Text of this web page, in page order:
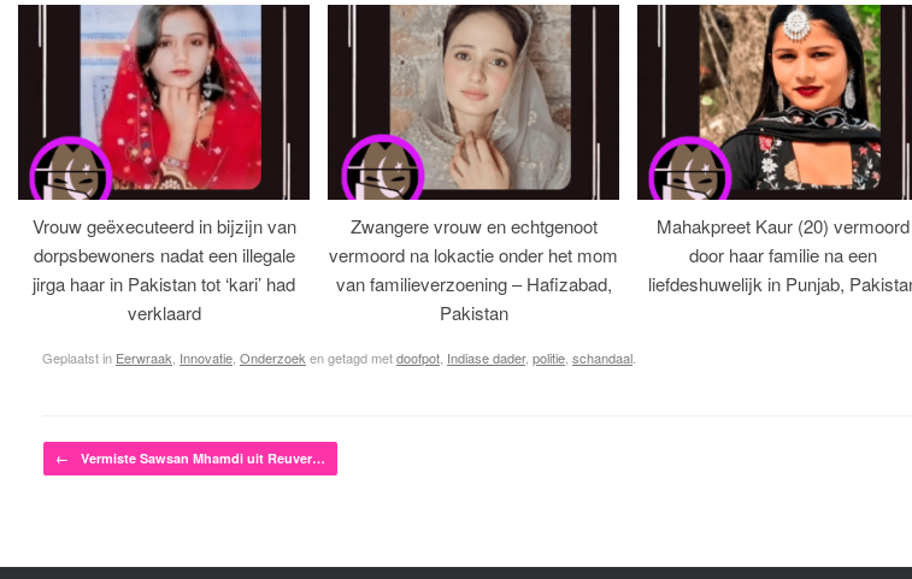
Vrouw geëxecuteerd in bijzijn van
dorpsbewoners nadat een illegale
jirga haar in Pakistan tot ‘kari’ had
verklaard
Zwangere vrouw en echtgenoot
vermoord na lokactie onder het mom
van familieverzoening – Hafizabad,
Pakistan
Mahakpreet Kaur (20) vermoord
door haar familie na een
liefdeshuwelijk in Punjab,
Geplaatst in Eerwraak Innovatie Onderzoek en getagd metdoofpot Indiase dader, politie schandaal
Bericht navigatie
← Vermiste Sawsan Mhamdi uit Reuver…